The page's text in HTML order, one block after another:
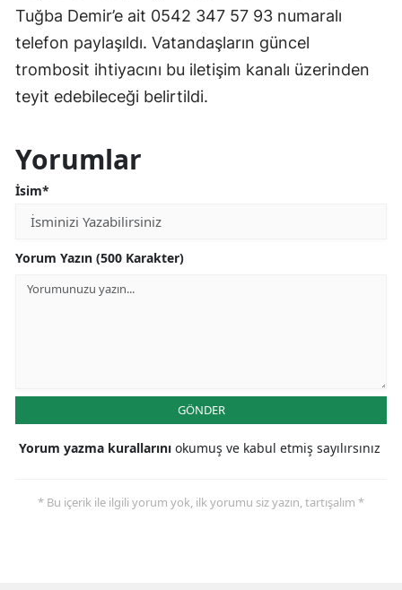
Tuğba Demir’e ait 0542 347 57 93 numaralı
telefon paylaşıldı. Vatandaşların güncel
trombosit ihtiyacını bu iletişim kanalı üzerinden
teyit edebileceği belirtildi.
Yorumlar
İsim*
Yorum Yazın (500 Karakter)
GÖNDER
Yorum yazma kurallarını okumuş ve kabul etmiş sayılırsınız
* Bu içerik ile ilgili yorum yok, ilk yorumu siz yazın, tartışalım *